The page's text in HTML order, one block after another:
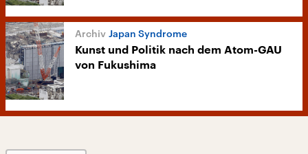
Japan Syndrome
Kunst und Politik nach dem Atom-GAU
von Fukushima